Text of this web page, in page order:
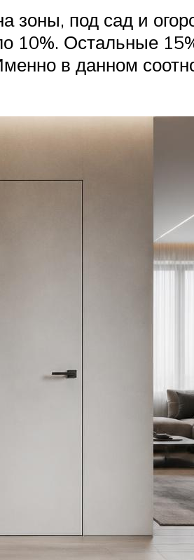
зоны, под сад и
10%. Остальные
в данном